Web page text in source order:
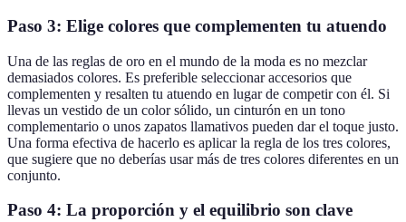
Paso 3: Elige colores que complementen tu atuendo
Una de las reglas de oro en el mundo de la moda es no mezclar
demasiados colores. Es preferible seleccionar accesorios que
complementen y resalten tu atuendo en lugar de competir con él. Si
llevas un vestido de un color sólido, un cinturón en un tono
complementario o unos zapatos llamativos pueden dar el toque justo.
Una forma efectiva de hacerlo es aplicar la regla de los tres colores,
que sugiere que no deberías usar más de tres colores diferentes en un
conjunto.
Paso 4: La proporción y el equilibrio son clave